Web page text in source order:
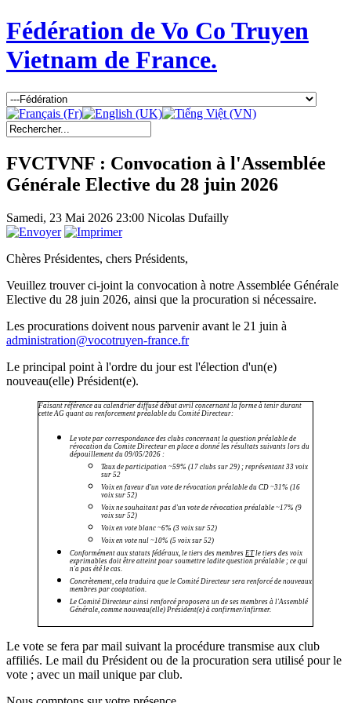
Fédération de Vo Co Truyen
Vietnam de France.
FVCTVNF : Convocation à l'Assemblée
Générale Elective du 28 juin 2026
Samedi, 23 Mai 2026 23:00 Nicolas Dufailly
Chères Présidentes, chers Présidents,
Veuillez trouver ci-joint la convocation à notre Assemblée Générale
Elective du 28 juin 2026, ainsi que la procuration si nécessaire.
Les procurations doivent nous parvenir avant le 21 juin à
administration@vocotruyen-france.fr
Le principal point à l'ordre du jour est l'élection d'un(e)
nouveau(elle) Président(e).
Faisant référence au calendrier diffusé début avril concernant la forme à tenir durant
cette AG quant au renforcement préalable du Comité Directeur:
Le vote par correspondance des clubs concernant la question préalable de
révocation du Comite Directeur en place a donné les résultats suivants lors du
dépouillement du 09/05/2026 :
Taux de participation ~59% (17 clubs sur 29) ; représentant 33 voix
sur 52
Voix en faveur d'un vote de révocation préalable du CD ~31% (16
voix sur 52)
Voix ne souhaitant pas d'un vote de révocation préalable ~17% (9
voix sur 52)
Voix en vote blanc ~6% (3 voix sur 52)
Voix en vote nul ~10% (5 voix sur 52)
Conformément aux statuts fédéraux, le tiers des membresETle tiers des voix
exprimables doit être atteint pour soumettre ladite question préalable ; ce qui
n'a pas été le cas.
Concrètement, cela traduira que le Comité Directeur sera renforcé de nouveaux
membres par cooptation.
Le Comité Directeur ainsi renforcé proposera un de ses membres à l'Assemblé
Générale, comme nouveau(elle) Président(e) à confirmer/infirmer.
Le vote se fera par mail suivant la procédure transmise aux club
affiliés. Le mail du Président ou de la procuration sera utilisé pour le
vote ; avec un mail unique par club.